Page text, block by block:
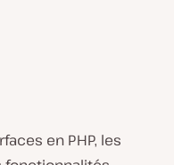
en PHP, les